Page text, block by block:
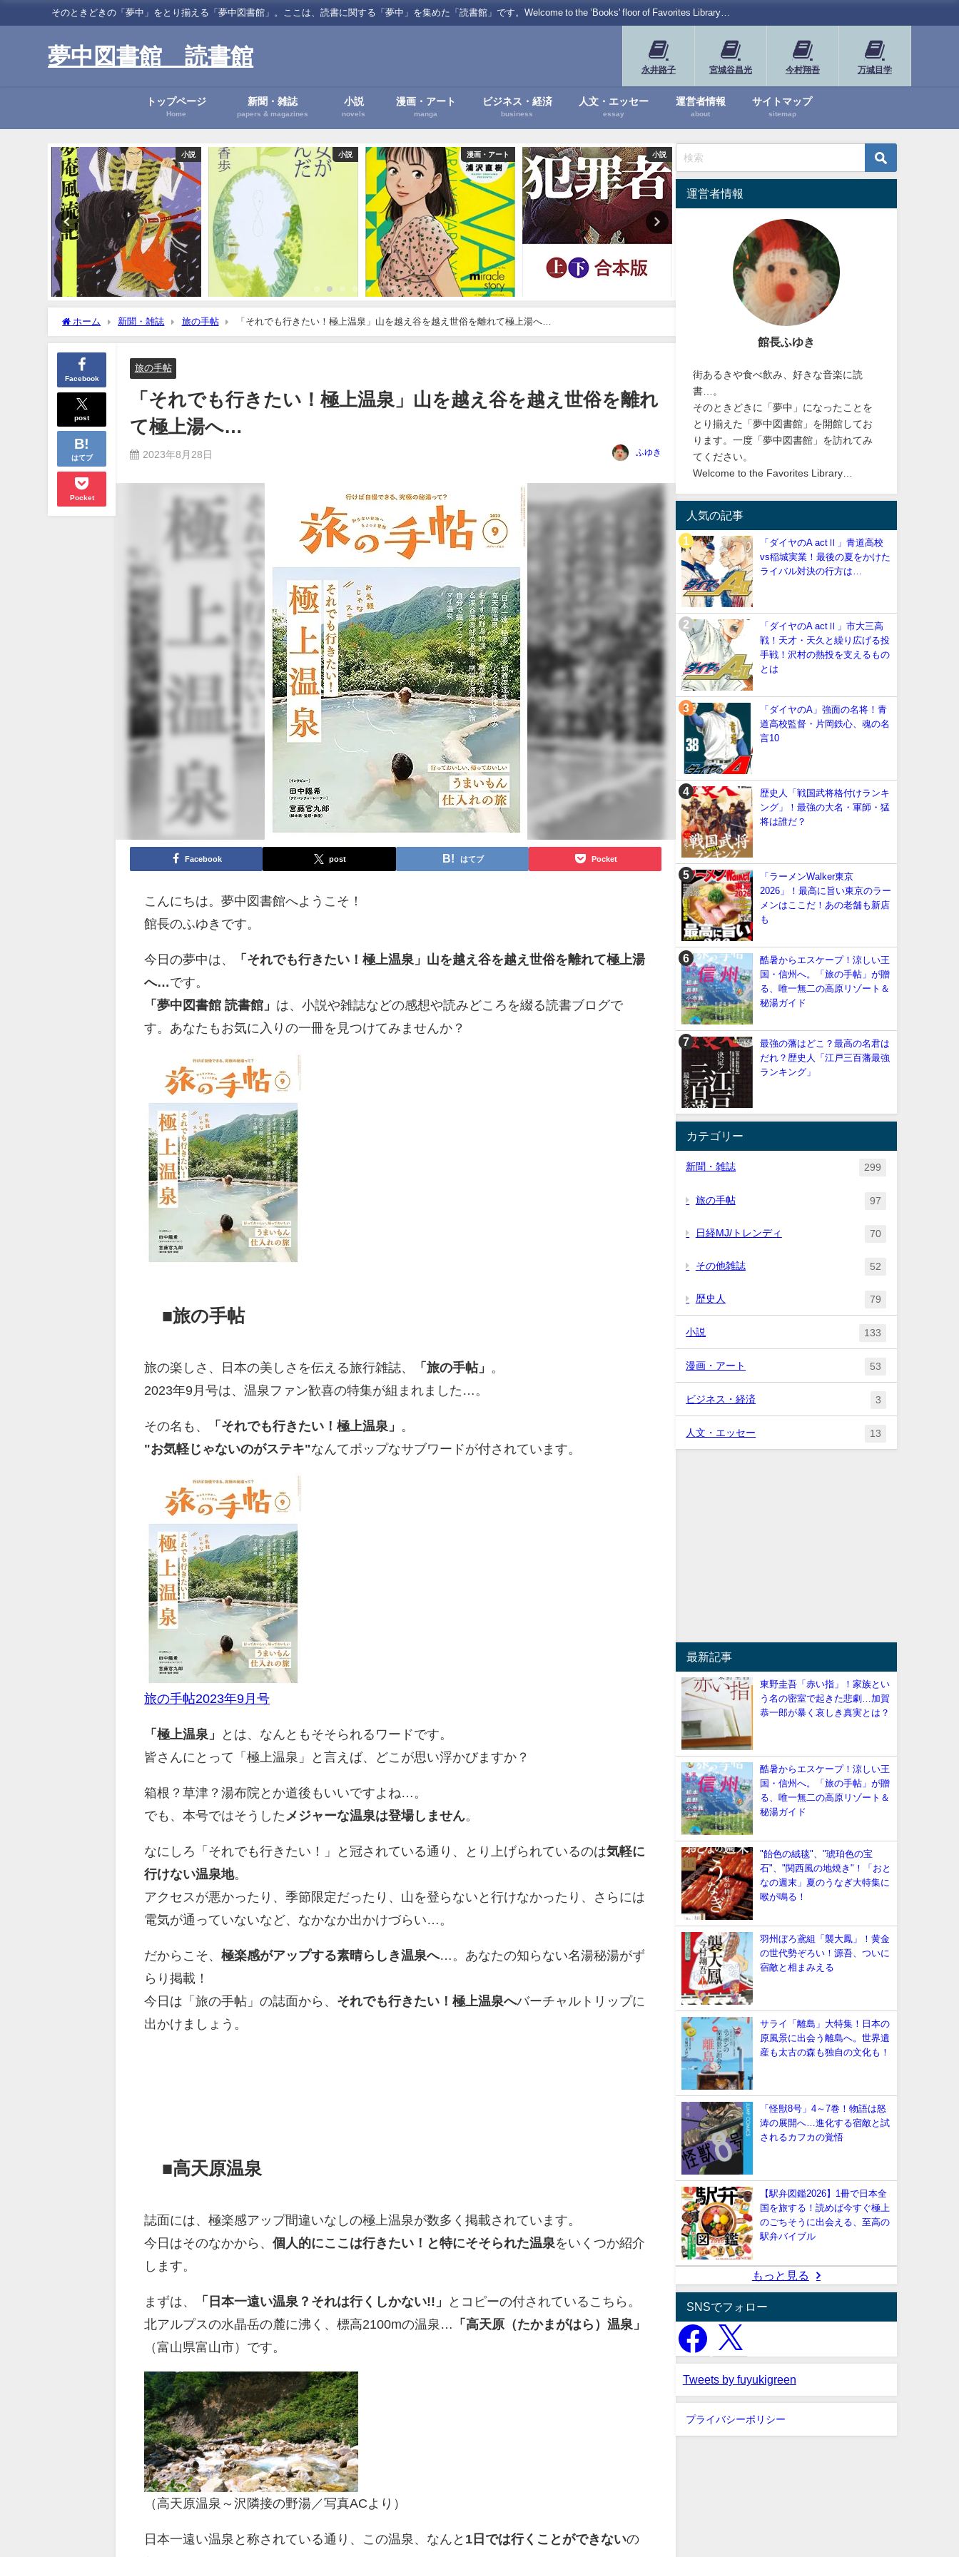
そのときどきの「夢中」をとり揃える「夢中図書館」。ここは、読書に関する「夢中」を集めた「読書館」です。Welcome to the ’Books' floor of Favorites Library…
夢中図書館 読書館
永井路子 宮城谷昌光 今村翔吾 万城目学
トップページ
Home
新聞・雑誌
papers & magazines
小説
novels
漫画・アート
manga
ビジネス・経済
business
人文・エッセー
essay
運営者情報
about
サイトマップ
sitemap
小説 漫画・アート 小説 小説
ホーム 新聞・雑誌 旅の手帖 「それでも行きたい！極上温泉」山を越え谷を越え世俗を離れて極上湯へ…
Facebook
post
はてブ
Pocket
旅の手帖
「それでも行きたい！極上温泉」山を越え谷を越え世俗を離れ
て極上湯へ…
2023年8月28日 ふゆき
Facebook post はてブ Pocket
こんにちは。夢中図書館へようこそ！
館長のふゆきです。
今日の夢中は、
「それでも行きたい！極上温泉」山を越え谷を越え世俗を離れて極上湯
へ…です。
「夢中図書館 読書館」 は、小説や雑誌などの感想や読みどころを綴る読書ブログで
す。あなたもお気に入りの一冊を見つけてみませんか？
■旅の手帖
旅の楽しさ、日本の美しさを伝える旅行雑誌、 「旅の手帖」
2023年9月号は、温泉ファン歓喜の特集が組まれました…。
その名も、 「それでも行きたい！極上温泉」
"お気軽じゃないのがステキ"なんてポップなサブワードが付されています。
旅の手帖2023年9月号
「極上温泉」
とは、なんともそそられるワードです。
皆さんにとって「極上温泉」と言えば、どこが思い浮かびますか？
箱根？草津？湯布院とか道後もいいですよね…。
でも、本号ではそうした メジャーな温泉は登場しません
なにしろ「それでも行きたい！」と冠されている通り、とり上げられているのは気軽に
行けない温泉地。
アクセスが悪かったり、季節限定だったり、山を登らないと行けなかったり、さらには
電気が通っていないなど、なかなか出かけづらい…。
だからこそ、極楽感がアップする素晴らしき温泉へ…。あなたの知らない名湯秘湯がず
らり掲載！
今日は「旅の手帖」の誌面から、 それでも行きたい！極上温泉へバーチャルトリップに
出かけましょう。
■高天原温泉
誌面には、極楽感アップ間違いなしの極上温泉が数多く掲載されています。
今日はそのなかから、個人的にここは行きたい！と特にそそられた温泉をいくつか紹介
します。
まずは、 「日本一遠い温泉？それは行くしかない!!」
とコピーの付されているこちら。
北アルプスの水晶岳の麓に沸く、標高2100mの温泉…
「高天原（たかまがはら）温泉」
（富山県富山市）です。
（高天原温泉～沢隣接の野湯／写真ACより）
日本一遠い温泉と称されている通り、この温泉、なんと 1日では行くことができないの
運営者情報
館長ふゆき
街あるきや食べ飲み、好きな音楽に読
書…。
そのときどきに「夢中」になったことを
とり揃えた「夢中図書館」を開館してお
ります。一度「夢中図書館」を訪れてみ
てください。
Welcome to the Favorites Library…
人気の記事
「ダイヤのA actⅡ」青道高校
vs稲城実業！最後の夏をかけた
ライバル対決の行方は…
「ダイヤのA actⅡ」市大三高
戦！天才・天久と繰り広げる投
手戦！沢村の熱投を支えるもの
とは
「ダイヤのA」強面の名将！青
道高校監督・片岡鉄心、魂の名
言10
歴史人「戦国武将格付けランキ
ング」！最強の大名・軍師・猛
将は誰だ？
「ラーメンWalker東京
2026」！最高に旨い東京のラー
メンはここだ！あの老舗も新店
も
酷暑からエスケープ！涼しい王
国・信州へ。「旅の手帖」が贈
る、唯一無二の高原リゾート＆
秘湯ガイド
最強の藩はどこ？最高の名君は
だれ？歴史人「江戸三百藩最強
ランキング」
カテゴリー
新聞・雑誌 299
旅の手帖 97
日経MJ/トレンディ 70
その他雑誌 52
歴史人 79
小説 133
漫画・アート 53
ビジネス・経済 3
人文・エッセー 13
最新記事
東野圭吾「赤い指」！家族とい
う名の密室で起きた悲劇…加賀
恭一郎が暴く哀しき真実とは？
酷暑からエスケープ！涼しい王
国・信州へ。「旅の手帖」が贈
る、唯一無二の高原リゾート＆
秘湯ガイド
"飴色の絨毯"、"琥珀色の宝
石"、"関西風の地焼き"！「おと
なの週末」夏のうなぎ大特集に
喉が鳴る！
羽州ぼろ鳶組「襲大鳳」！黄金
の世代勢ぞろい！源吾、ついに
宿敵と相まみえる
サライ「離島」大特集！日本の
原風景に出会う離島へ。世界遺
産も太古の森も独自の文化も！
「怪獣8号」4～7巻！物語は怒
涛の展開へ…進化する宿敵と試
されるカフカの覚悟
【駅弁図鑑2026】1冊で日本全
国を旅する！読めば今すぐ極上
のごちそうに出会える、至高の
駅弁バイブル
もっと見る
SNSでフォロー
Tweets by fuyukigreen
プライバシーポリシー